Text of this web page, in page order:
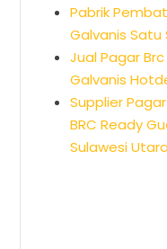
Pabrik
Galvanis
Jual Pagar
Galvanis
Supplier
BRC Ready
Sulawesi Utara